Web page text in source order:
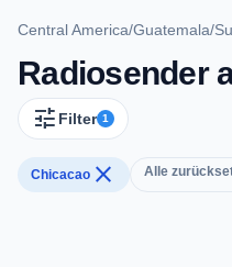
Central America/Guatemala/
Radiosender
tune Filter 1
Chicacao close Alle